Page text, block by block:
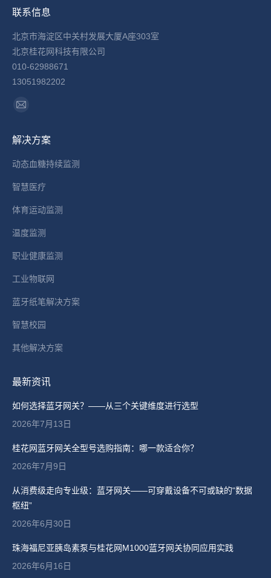
联系信息
北京市海淀区中关村发展大厦A座303室
北京桂花网科技有限公司
010-62988671
13051982202
找到我们：
Mail
opens
in
window
解决方案
动态血糖持续监测
智慧医疗
体育运动监测
温度监测
职业健康监测
工业物联网
蓝牙纸笔解决方案
智慧校园
其他解决方案
最新资讯
如何选择蓝牙网关？——从三个关键维度进行选型
2026年7月13日
桂花网蓝牙网关全型号选购指南：哪一款适合你？
2026年7月9日
从消费级走向专业级：蓝牙网关——可穿戴设备不可或缺的“数据
枢纽”
2026年6月30日
珠海福尼亚胰岛素泵与桂花网M1000蓝牙网关协同应用实践
2026年6月16日